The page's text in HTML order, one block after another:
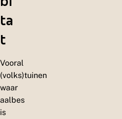
ta
t
Vooral
(volks)tuinen
waar
aalbes
is